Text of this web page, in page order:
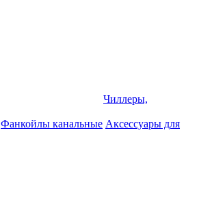
Чиллеры,
Фанкойлы канальные Аксессуары для